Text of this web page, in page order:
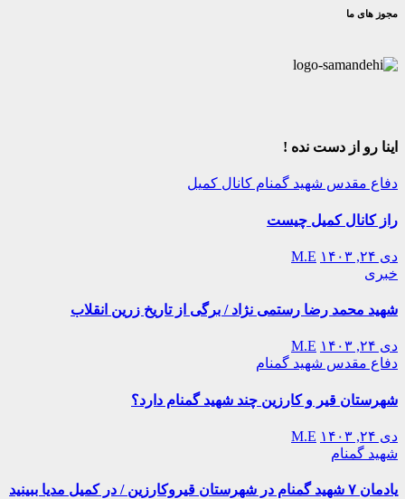
مجوز های ما
اینا رو از دست نده !
دفاع مقدس شهید گمنام کانال کمیل
راز کانال کمیل چیست
دی ۲۴, ۱۴۰۳
M.E
خبری
شهید محمد رضا رستمی نژاد / برگی از تاریخ زرین انقلاب
دی ۲۴, ۱۴۰۳
M.E
دفاع مقدس شهید گمنام
شهرستان قیر و کارزین چند شهید گمنام دارد؟
دی ۲۴, ۱۴۰۳
M.E
شهید گمنام
یادمان ۷ شهید گمنام در شهرستان قیروکارزین / در کمیل مدیا ببینید